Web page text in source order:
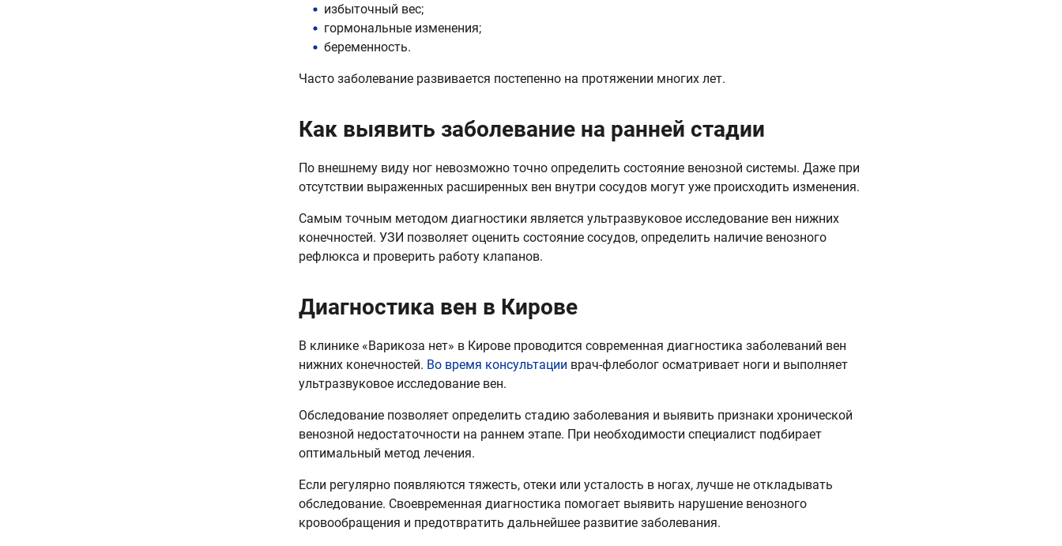
избыточный вес;
гормональные изменения;
беременность.
Часто заболевание развивается постепенно на протяжении многих лет.
Как выявить заболевание на ранней стадии
По внешнему виду ног невозможно точно определить состояние венозной системы. Даже при
отсутствии выраженных расширенных вен внутри сосудов могут уже происходить изменения.
Самым точным методом диагностики является ультразвуковое исследование вен нижних
конечностей. УЗИ позволяет оценить состояние сосудов, определить наличие венозного
рефлюкса и проверить работу клапанов.
Диагностика вен в Кирове
В клинике «Варикоза нет» в Кирове проводится современная диагностика заболеваний вен
нижних конечностей. Во время консультации врач-флеболог осматривает ноги и выполняет
ультразвуковое исследование вен.
Обследование позволяет определить стадию заболевания и выявить признаки хронической
венозной недостаточности на раннем этапе. При необходимости специалист подбирает
оптимальный метод лечения.
Если регулярно появляются тяжесть, отеки или усталость в ногах, лучше не откладывать
обследование. Своевременная диагностика помогает выявить нарушение венозного
кровообращения и предотвратить дальнейшее развитие заболевания.